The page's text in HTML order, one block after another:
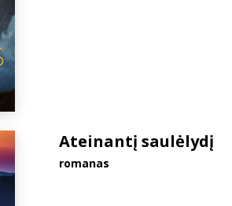
Ateinantį saulėlydį
romanas